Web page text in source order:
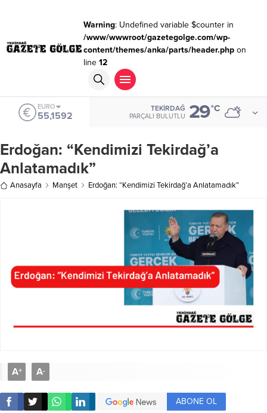
Warning: Undefined variable $counter in
/www/wwwroot/gazetegolge.com/wp-
content/themes/anka/parts/header.phpon
line 12
ALTIN
6.649,08
TEKIRDAĞ
PARÇALI BULUTLU 29°C
Erdoğan: “Kendimizi Tekirdağ’a
Anlatamadık”
Anasayfa Manşet Erdoğan: “Kendimizi Tekirdağ’a Anlatamadık”
A+ A-
ABONE OL